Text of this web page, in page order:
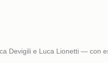
Devigili e Luca Lionetti — con